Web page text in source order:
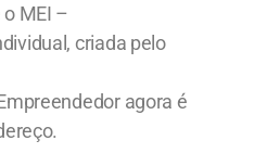
MEI –
criada pelo
agora é